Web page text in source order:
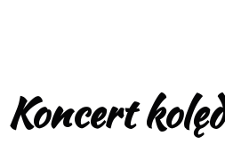
Koncert kolęd